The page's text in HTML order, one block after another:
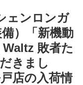
ェンロンガ
）「新機動
敗者た
きまし
店の入荷情